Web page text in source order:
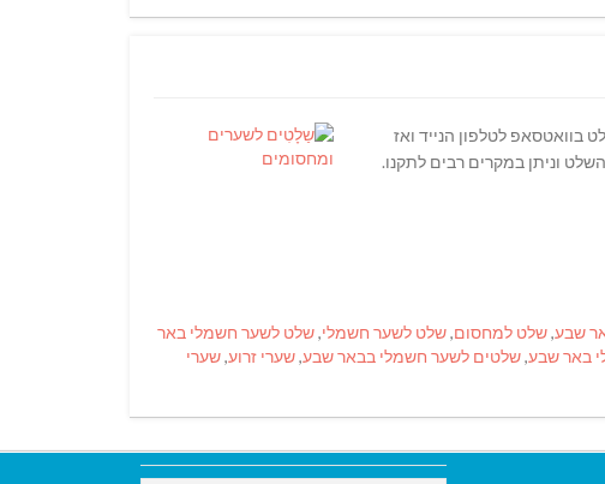
לטלפון הנייד ואז
וניתן במקרים רבים לתקנו.
שבע,שלט למחסום,שלט לשער חשמלי,שלט לשער חשמלי באר
באר שבע,שלטים לשער חשמלי בבאר שבע,שערי זרוע,שערי